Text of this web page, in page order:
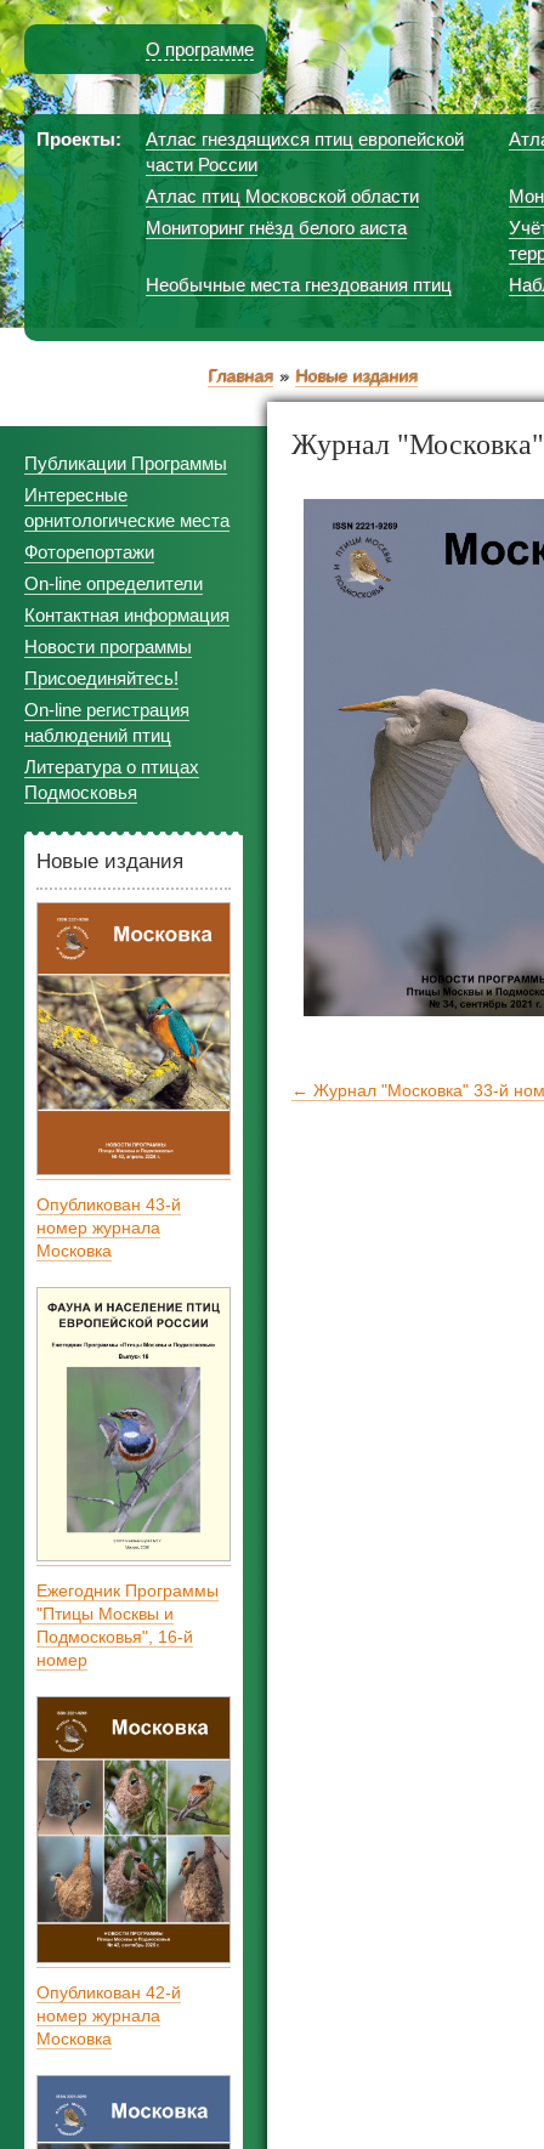
О программе
Проекты:
Атлас гнездящихся птиц европейской
части России
Атлас птиц Московской области
Мониторинг гнёзд белого аиста
Необычные места гнездования птиц
Главная Новые издания
Публикации Программы
Интересные
орнитологические места
Фоторепортажи
On-line определители
Контактная информация
Новости программы
Присоединяйтесь!
On-line регистрация
наблюдений птиц
Литература о птицах
Подмосковья
Новые издания
Опубликован 43-й
номер журнала
Московка
Ежегодник Программы
"Птицы Москвы и
Подмосковья", 16-й
номер
Опубликован 42-й
номер журнала
Московка
Журнал
← Журнал "Московка" 33-й